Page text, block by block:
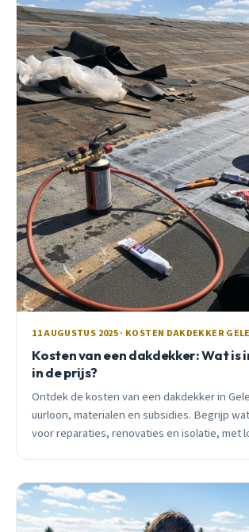
11 AUGUSTUS 2025 · KOSTEN DAKDEKKER
Kosten van een dakdekker: Wat is
in de prijs?
Ontdek de kosten van een dakdekker in
uurloon, materialen en subsidies. Begrijp
voor reparaties, renovaties en isolatie, met